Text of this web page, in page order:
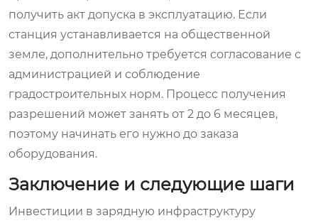
получить акт допуска в эксплуатацию. Если
станция устанавливается на общественной
земле, дополнительно требуется согласование с
администрацией и соблюдение
градостроительных норм. Процесс получения
разрешений может занять от 2 до 6 месяцев,
поэтому начинать его нужно до заказа
оборудования.
Заключение и следующие шаги
Инвестиции в зарядную инфраструктуру